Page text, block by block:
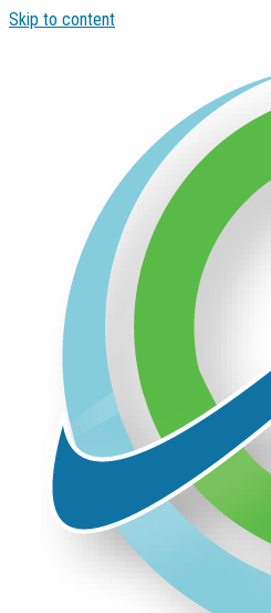
Skip to content